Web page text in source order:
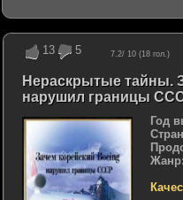
13 5 7.2/ 10 (18 гол.)
Нераскрытые тайны.
нарушил границы
Год
Жанр: